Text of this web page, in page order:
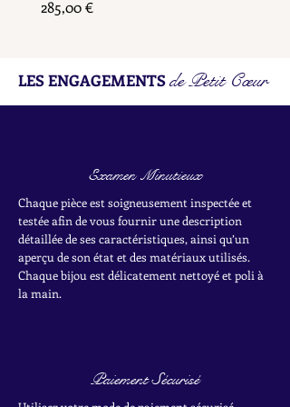
Prix
285,00 €
LES ENGAGEMENTSde Petit Cœur
Examen Minutieux
Chaque pièce est soigneusement inspectée et
testée afin de vous fournir une description
détaillée de ses caractéristiques, ainsi qu’un
aperçu de son état et des matériaux utilisés.
Chaque bijou est délicatement nettoyé et poli à
la main.
Paiement Sécurisé